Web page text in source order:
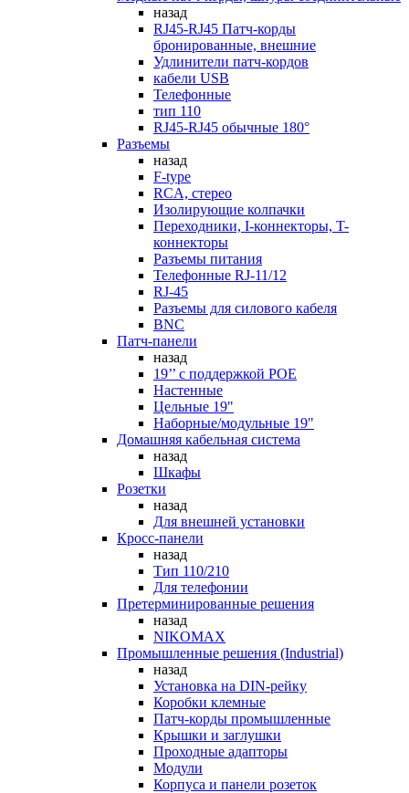
назад
RJ45-RJ45 Патч-корды
бронированные, внешние
Удлинители патч-кордов
кабели USB
Телефонные
тип 110
RJ45-RJ45 обычные 180°
Разъемы
назад
F-type
RCA, стерео
Изолирующие колпачки
Переходники, I-коннекторы, T-
коннекторы
Разъемы питания
Телефонные RJ-11/12
RJ-45
Разъемы для силового кабеля
BNC
Патч-панели
назад
19’’ с поддержкой POE
Настенные
Цельные 19"
Наборные/модульные 19"
Домашняя кабельная система
назад
Шкафы
Розетки
назад
Для внешней установки
Кросс-панели
назад
Тип 110/210
Для телефонии
Претерминированные решения
назад
NIKOMAX
Промышленные решения (Industrial)
назад
Установка на DIN-рейку
Коробки клемные
Патч-корды промышленные
Крышки и заглушки
Проходные адапторы
Модули
Корпуса и панели розеток